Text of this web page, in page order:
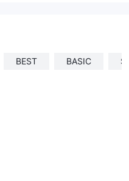
BEST BASIC